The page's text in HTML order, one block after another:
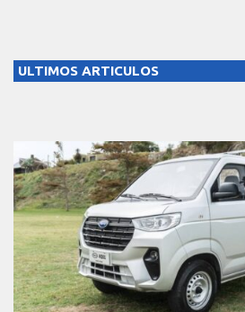
ULTIMOS ARTICULOS